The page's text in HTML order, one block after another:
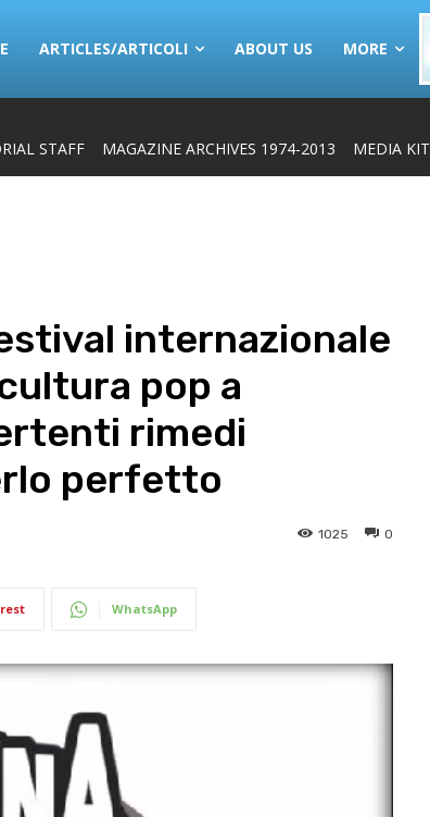
ARTICLES/ARTICOLI ABOUT US MORE
STAFF MAGAZINE ARCHIVES 1974-2013 MEDIA KIT
internazionale
pop a
rimedi
perfetto
0
1025
WhatsApp